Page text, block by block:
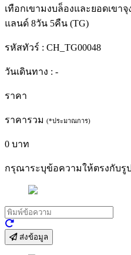
เทือกเขามงบล็องและยอดเขาจุ
แลนด์ 8วัน 5คืน (TG)
รหัสทัวร์ : CH_TG00048
วันเดินทาง : -
ราคา
ราคารวม (*ประมาณการ)
0 บาท
กรุณาระบุข้อความให้ตรงกับรู
ส่งข้อมูล